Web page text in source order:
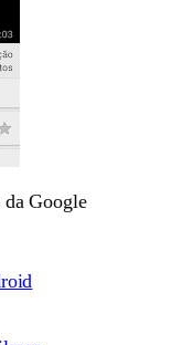
da Google